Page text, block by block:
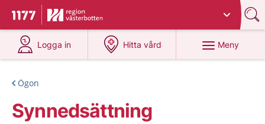
Till startsidan för 1177
Du har valt region
Logga in
på 1177.se
Hitta vård
på 1177.se
Meny
Ögon
Synnedsättning